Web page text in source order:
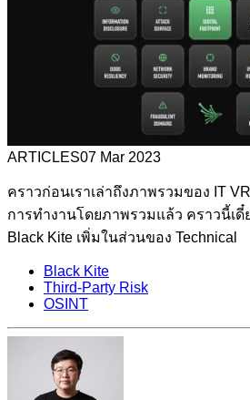
ARTICLES07 Mar 2023
คราวก่อนเราเล่าถึงภาพรวมของ IT
การทำงานโดยภาพรวมแล้ว คราวนี้เดี๋
Black Kite เพิ่มในส่วนของ Technical
Black Kite
Third-Party Risk
OSINT